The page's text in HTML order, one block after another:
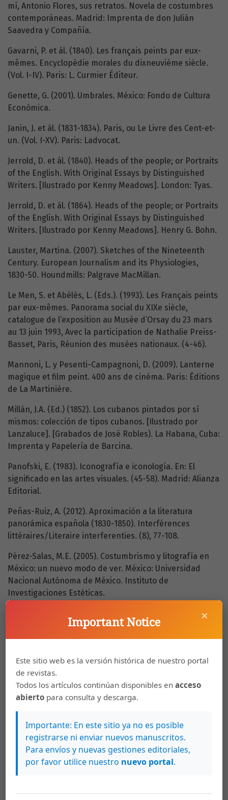
mí, Antonio Flores, sus retratos. Novela de costumbres
contemporáneas. Madrid: Imprenta de don Julián
Saavedra y Compañía.
Gavarni, P. et ál. (1840). Les français peints par eux-
mêmes. Encyclopédie morales du dixneuvième siècle.
(Vol. I-IV). Paris: L. Curmier Éditeur.
Genette, G. (2001). Umbrales. México: Fondo de Cultura
Económica.
Janin, J. et ál. (1831-1834). Paris, ou Le Livre des Cent-et-
un. (Vol. I-XV). Paris: Ladvocat.
Jerrold, D. et ál. (1840). Heads of the people; or Portraits
of the English. With Original Essays by Distinguished
Writers. [Ilustrado por Kenny Meadows]. London: Tyas.
Jerrold, D. et ál. (1864). Heads of the people; or Portraits
of the English. With Original Essays by Distinguished
Writers. [Ilustrado por Kenny Meadows]. Henry G. Bohn.
Lauster, Martina. (2007). Sketches of the Nineteenth
Century. European Journalism and its Physiologies,
1830-50. Houndmills: Palgrave MacMillan.
Le Men, S. et Abélès, L. (Eds.). (1993). Les Français peints
par eux-mêmes. Panorama social du XIXe siècle,
catalogue de l’exposition au Musée d’Orsay du 23 mars
au 13 juin 1993, Avec la participation de Nathalie Preiss-
Basset, Paris, Réunion des musées nationaux. (4-46).
Mannoni, L. y Pesenti-Campagnoni, D. (2009). Lanterne
magique et film peint. 400 ans de cinéma. Paris: Éditions
de La Martinière.
Millán, J.A. (Ed.) (1852). Los cubanos pintados por sí
mismos: colección de tipos cubanos. [Ilustrado por
Lanzaluce]. [Grabados de José Robles). La Habana, Cuba:
Imprenta y Papelería de Barcina.
Panofski, E. (1983). Iconografía e iconología. En: El
significado en las artes visuales. (45-58). Madrid: Alianza
Editorial.
Peñas-Ruiz, A. (2012). Aproximación a la literatura
panorámica española (1830-1850). Interférences
littéraires/Literaire interferenties. (8), 77-108.
Pérez-Salas, M.E. (2005). Costumbrismo y litografía en
México: un nuevo modo de ver. México: Universidad
Nacional Autónoma de México. Instituto de
Investigaciones Estéticas.
Saillet, A. de. (1841). Les enfants peints par eux-mêmes.
Paris: Desesserts éditeur.
Parisiens. Moeurs et coutumes, caracteres et portraits
des habitants de Paris, tableau complet de leur vie
privée, publique, politique, artistique, littéraire,
industrielle, etc., etc. (Vol. I-II). Paris: Hetzel.
Visualization in Nineteenth and Twentieth-century
Mexican Culture. New York: Berhahn Books. Seymour, R.
(1838). Sketches by Seymour. (Vol. IV). Londres:
G.S.Tregear.
caricature in 19th century Paris (Foreword by Richard
×
Important Notice
Este sitio web es la versión histórica de nuestro portal
de revistas.
Todos los artículos continúan disponibles enacceso
abierto para consulta y descarga.
Importante: En este sitio ya no es posible
registrarse ni enviar nuevos manuscritos.
Para envíos y nuevas gestiones editoriales,
por favor utilice nuestro nuevo portal.